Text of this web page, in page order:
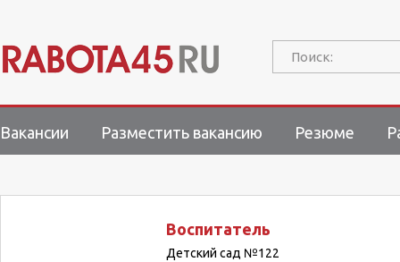
Поиск:
Вакансии Разместить вакансию Резюме
Воспитатель
Детский сад №122